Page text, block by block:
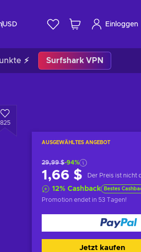
USD Einloggen
⚡ Surfshark VPN
825
AUSGEWÄHLTES ANGEBOT
29,99 $-94%
1,66 $ Der Preis ist nicht
12% Cashback Bestes
Promotion endet in 53 Tagen!
Jetzt kaufen